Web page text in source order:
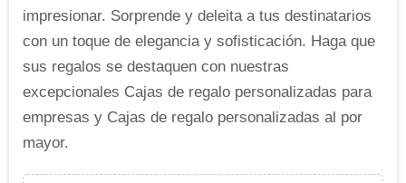
impresionar. Sorprende y deleita a tus destinatarios
con un toque de elegancia y sofisticación. Haga que
sus regalos se destaquen con nuestras
excepcionales Cajas de regalo personalizadas para
empresas y Cajas de regalo personalizadas al por
mayor.